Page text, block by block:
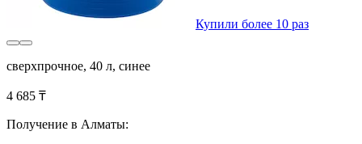
Купили более 10 раз
сверхпрочное, 40 л, синее
4 685 ₸
Получение в Алматы: